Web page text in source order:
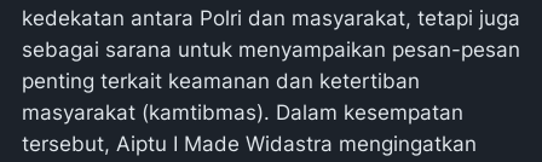
kedekatan antara Polri dan masyarakat, tetapi juga
sebagai sarana untuk menyampaikan pesan-pesan
penting terkait keamanan dan ketertiban
masyarakat (kamtibmas). Dalam kesempatan
tersebut, Aiptu I Made Widastra mengingatkan